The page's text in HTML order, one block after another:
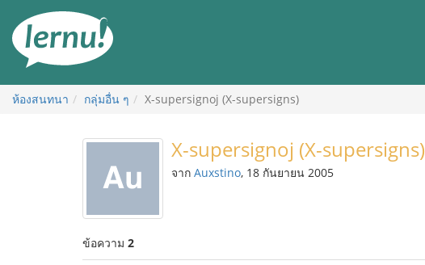
สารบัญ
ห้องสนทนา กลุ่มอื่น ๆ X-supersignoj (X-supersigns)
X-supersignoj (X-supersigns)
จาก Auxstino, 18 กันยายน 2005
ข้อความ 2